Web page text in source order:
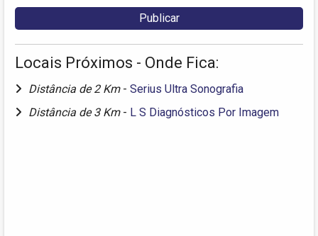
Locais Próximos - Onde Fica:
Distância de 2 Km - Serius Ultra Sonografia
Distância de 3 Km - L S Diagnósticos Por Imagem